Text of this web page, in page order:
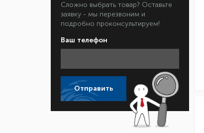
Сложно выбрать товар? Оставьте
заявку - мы перезвоним и
подробно проконсультируем!
Ваш телефон
Отправить